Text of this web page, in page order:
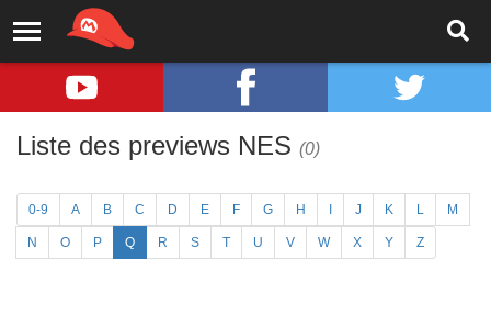
Liste des previews NES (0)
0-9 A B C D E F G H J K L M
N O P Q R S T U V W X Y Z